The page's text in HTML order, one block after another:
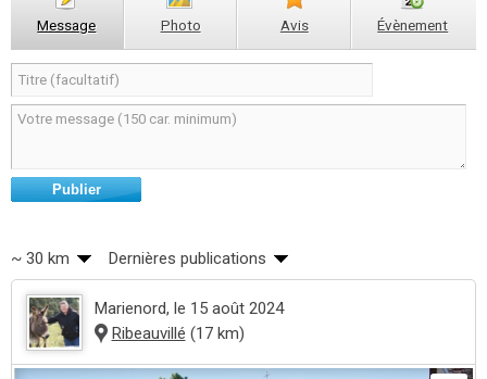
Message Photo Avis Évènement
Publier
~ 30 km Dernières publications
Marienord, le 15 août 2024
Ribeauvillé (17 km)